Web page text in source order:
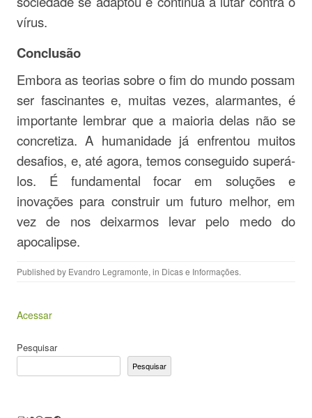
vírus.
Conclusão
Embora as teorias sobre o fim do mundo possam
ser fascinantes e, muitas vezes, alarmantes, é
importante lembrar que a maioria delas não se
concretiza. A humanidade já enfrentou muitos
desafios, e, até agora, temos conseguido superá-
los. É fundamental focar em soluções e
inovações para construir um futuro melhor, em
vez de nos deixarmos levar pelo medo do
apocalipse.
Published by Evandro Legramonte, in Dicas e Informações.
Acessar
Pesquisar
Pesquisar